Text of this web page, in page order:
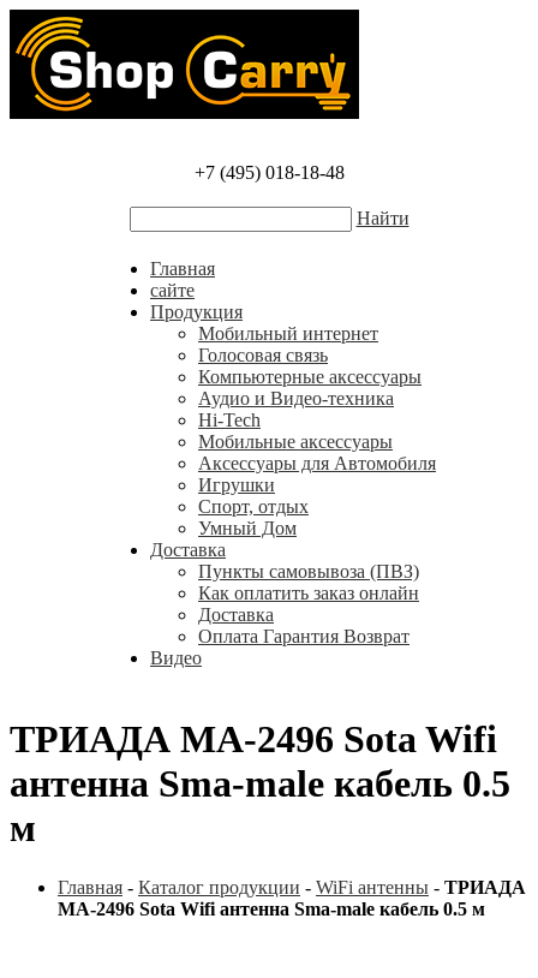
+7 (495) 018-18-48
Найти
Главная
сайте
Продукция
Мобильный интернет
Голосовая связь
Компьютерные аксессуары
Аудио и Видео-техника
Hi-Tech
Мобильные аксессуары
Аксессуары для Автомобиля
Игрушки
Спорт, отдых
Умный Дом
Доставка
Пункты самовывоза (ПВЗ)
Как оплатить заказ онлайн
Доставка
Оплата Гарантия Возврат
Видео
ТРИАДА МА-2496 Sota Wifi
антенна Sma-male кабель 0.5
м
Главная - Каталог продукции - WiFi антенны - ТРИАДА
МА-2496 Sota Wifi антенна Sma-male кабель 0.5 м